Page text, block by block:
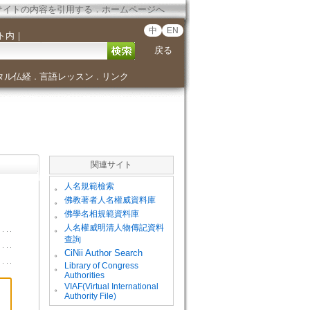
イトの内容を引用する．ホームページへ
内 ｜ 中 EN
戻る
ル仏経． 言語レッスン ． リンク
関連サイト
。 人名規範檢索
。 佛教著者人名權威資料庫
。 佛學名相規範資料庫
。
人名權威明清人物傳記資料
查詢
。
CiNii Author Search
。
Library of Congress
Authorities
。
VIAF(Virtual International
Authority File)